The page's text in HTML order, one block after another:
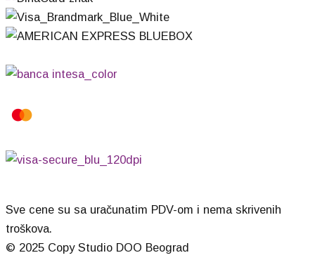
Sve cene su sa uračunatim PDV-om i nema skrivenih
troškova.
© 2025 Copy Studio DOO Beograd